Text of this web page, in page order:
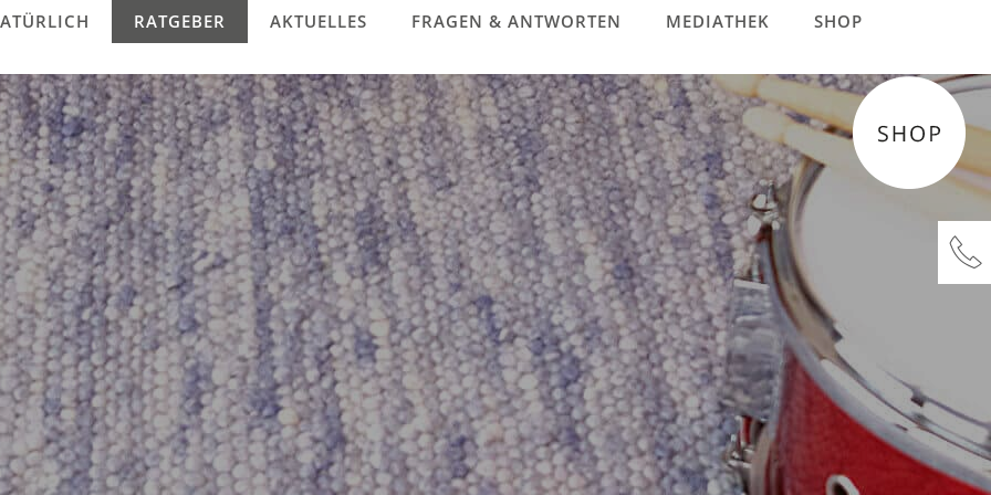
RATGEBER AKTUELLES FRAGEN & ANTWORTEN MEDIATHEK SHOP